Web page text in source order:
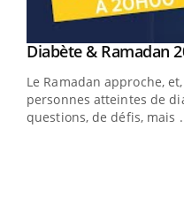
Youtube
Diabète & Ramadan
Le Ramadan approche,
personnes atteintes de
questions, de défis, mais